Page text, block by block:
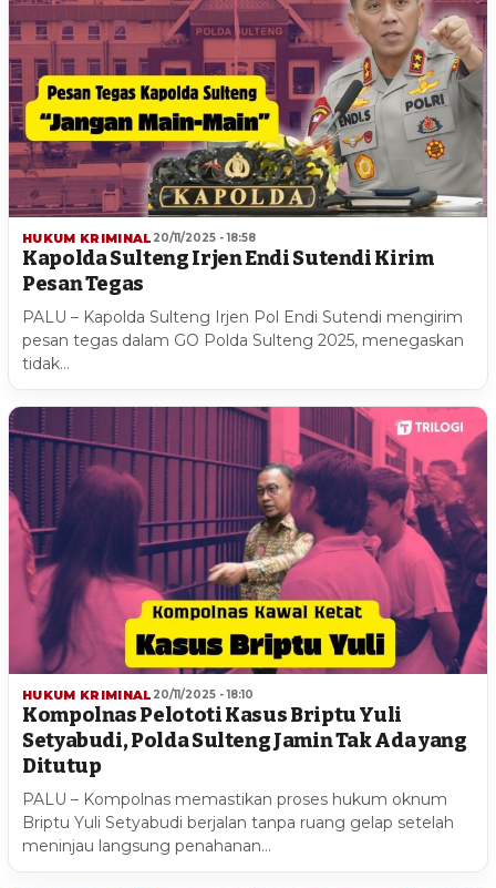
HUKUM KRIMINAL 20/11/2025 - 18:58
Kapolda Sulteng Irjen Endi Sutendi Kirim
Pesan Tegas
PALU – Kapolda Sulteng Irjen Pol Endi Sutendi mengirim
pesan tegas dalam GO Polda Sulteng 2025, menegaskan
tidak…
HUKUM KRIMINAL 20/11/2025 - 18:10
Kompolnas Pelototi Kasus Briptu Yuli
Setyabudi, Polda Sulteng Jamin Tak Ada yang
Ditutup
PALU – Kompolnas memastikan proses hukum oknum
Briptu Yuli Setyabudi berjalan tanpa ruang gelap setelah
meninjau langsung penahanan…